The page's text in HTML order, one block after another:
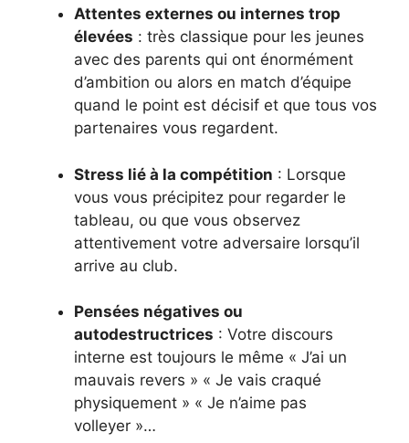
Attentes externes ou internes trop
élevées : très classique pour les jeunes
avec des parents qui ont énormément
d’ambition ou alors en match d’équipe
quand le point est décisif et que tous vos
partenaires vous regardent.
Stress lié à la compétition : Lorsque
vous vous précipitez pour regarder le
tableau, ou que vous observez
attentivement votre adversaire lorsqu’il
arrive au club.
Pensées négatives ou
autodestructrices : Votre discours
interne est toujours le même « J’ai un
mauvais revers » « Je vais craqué
physiquement » « Je n’aime pas
volleyer »…